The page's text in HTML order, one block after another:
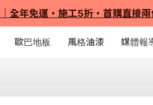
全年免運・施工5折・首購直接
歐巴地板 風格油漆 媒體報